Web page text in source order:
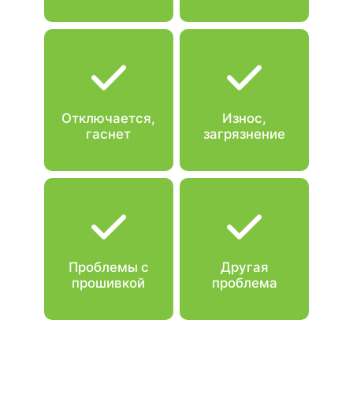
Отключается,
гаснет
Износ,
загрязнение
Проблемы с
прошивкой
Другая
проблема